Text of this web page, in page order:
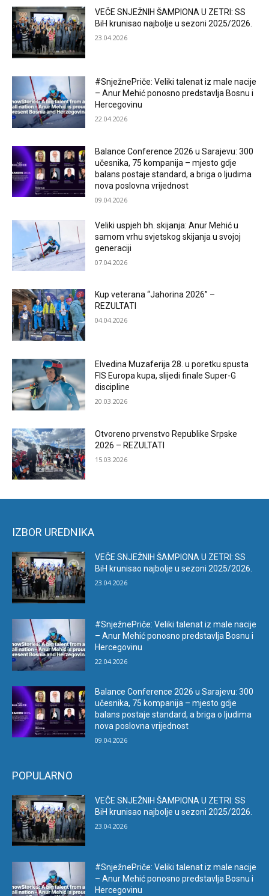
VEČE SNJEŽNIH ŠAMPIONA U ZETRI: SS
BiH krunisao najbolje u sezoni 2025/2026.
23.04.2026
#SnježnePriče: Veliki talenat iz male nacije
– Anur Mehić ponosno predstavlja Bosnu i
Hercegovinu
22.04.2026
Balance Conference 2026 u Sarajevu: 300
učesnika, 75 kompanija – mjesto gdje
balans postaje standard, a briga o ljudima
nova poslovna vrijednost
09.04.2026
Veliki uspjeh bh. skijanja: Anur Mehić u
samom vrhu svjetskog skijanja u svojoj
generaciji
07.04.2026
Kup veterana “Jahorina 2026” –
REZULTATI
04.04.2026
Elvedina Muzaferija 28. u poretku spusta
FIS Europa kupa, slijedi finale Super-G
discipline
20.03.2026
Otvoreno prvenstvo Republike Srpske
2026 – REZULTATI
15.03.2026
IZBOR UREDNIKA
VEČE SNJEŽNIH ŠAMPIONA U ZETRI: SS
BiH krunisao najbolje u sezoni 2025/2026.
23.04.2026
#SnježnePriče: Veliki talenat iz male nacije
– Anur Mehić ponosno predstavlja Bosnu i
Hercegovinu
22.04.2026
Balance Conference 2026 u Sarajevu: 300
učesnika, 75 kompanija – mjesto gdje
balans postaje standard, a briga o ljudima
nova poslovna vrijednost
09.04.2026
POPULARNO
VEČE SNJEŽNIH ŠAMPIONA U ZETRI: SS
BiH krunisao najbolje u sezoni 2025/2026.
23.04.2026
#SnježnePriče: Veliki talenat iz male nacije
– Anur Mehić ponosno predstavlja Bosnu i
Hercegovinu